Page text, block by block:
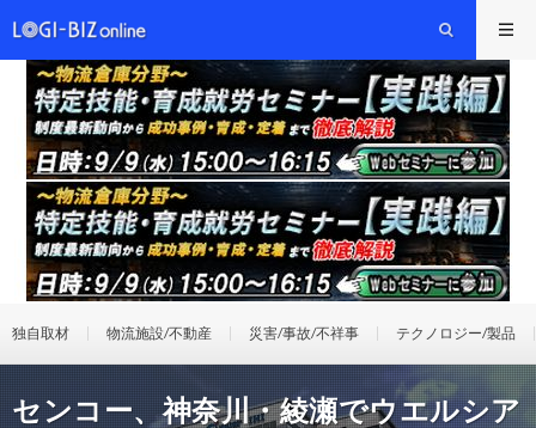
独自取材 物流施設/不動産 災害/事故/不祥事 テクノロジー/製品
センコー、神奈川・綾瀬でウエルシア